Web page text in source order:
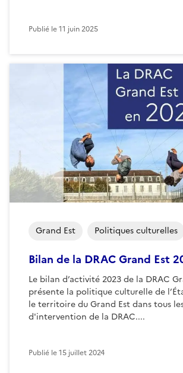
Publié le11 juin 2025
Bilan de la DRAC Grand Est
Le bilan d’activité 2023 de la DRAC
présente la politique culturelle de
le territoire du Grand Est dans tous
d'intervention de la DRAC....
Grand Est Politiques culturelles
Publié le15 juillet 2024